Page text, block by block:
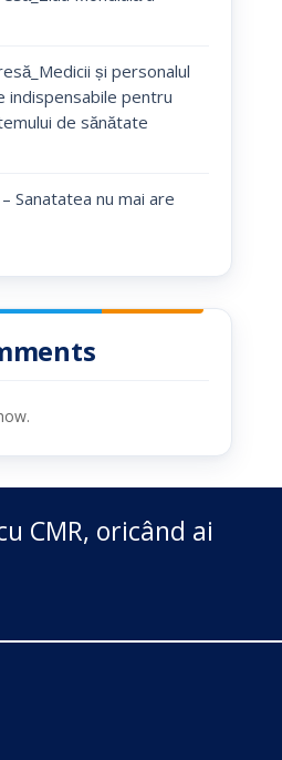
și personalul
indispensabile pentru
de sănătate
Sanatatea nu mai are
CMR, oricând ai